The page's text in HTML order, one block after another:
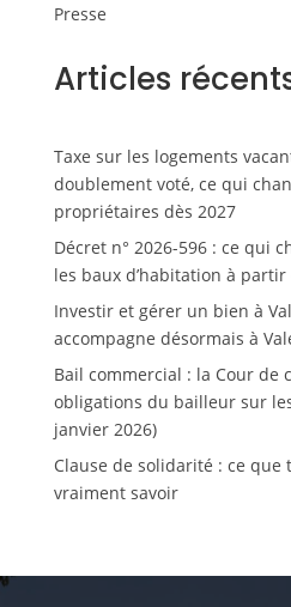
Presse
Articles
Taxe sur les logements
doublement voté, ce qui
propriétaires dès 2027
Décret n° 2026-596 : ce qui
les baux d’habitation à
Investir et gérer un bien à
accompagne désormais à
Bail commercial : la Cour de
obligations du bailleur sur
janvier 2026)
Clause de solidarité : ce
vraiment savoir